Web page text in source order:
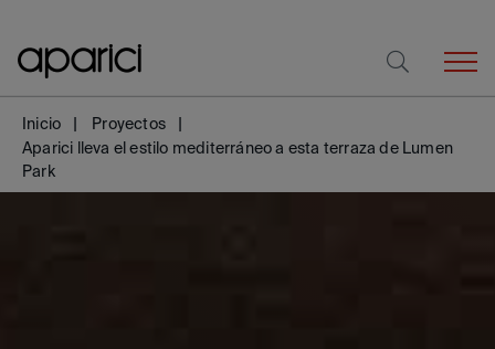
Inicio
Proyectos
Aparici lleva el estilo mediterráneo a esta terraza de Lumen
Park